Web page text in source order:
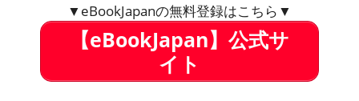
▼eBookJapanの無料登録はこちら▼
【eBookJapan】公式サ
イト